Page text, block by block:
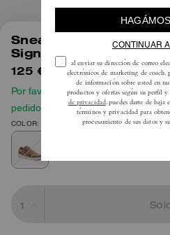
Sneaker Soho en
Signature Cristal
125 € 195 €
Por favor, consulta nuestra guía de
pedido
COLOR: Antílope